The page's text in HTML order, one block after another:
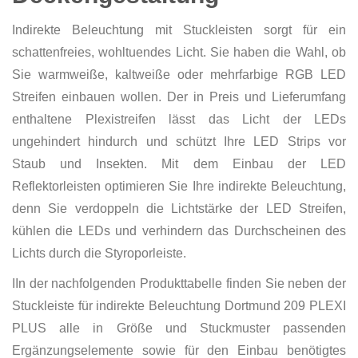
Indirekte Beleuchtung mit Stuckleisten sorgt für ein
schattenfreies, wohltuendes Licht. Sie haben die Wahl, ob
Sie warmweiße, kaltweiße oder mehrfarbige RGB LED
Streifen einbauen wollen. Der in Preis und Lieferumfang
enthaltene Plexistreifen lässt das Licht der LEDs
ungehindert hindurch und schützt Ihre LED Strips vor
Staub und Insekten. Mit dem Einbau der LED
Reflektorleisten optimieren Sie Ihre indirekte Beleuchtung,
denn Sie verdoppeln die Lichtstärke der LED Streifen,
kühlen die LEDs und verhindern das Durchscheinen des
Lichts durch die Styroporleiste.
IIn der nachfolgenden Produkttabelle finden Sie neben der
Stuckleiste für indirekte Beleuchtung Dortmund 209 PLEXI
PLUS alle in Größe und Stuckmuster passenden
Ergänzungselemente sowie für den Einbau benötigtes